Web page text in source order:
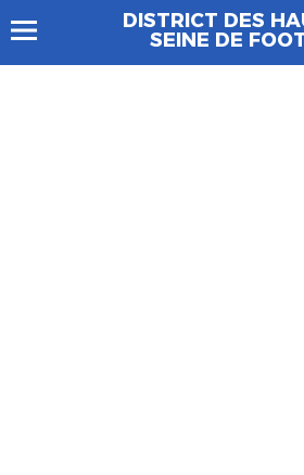
DISTRICT DES
SEINE DE